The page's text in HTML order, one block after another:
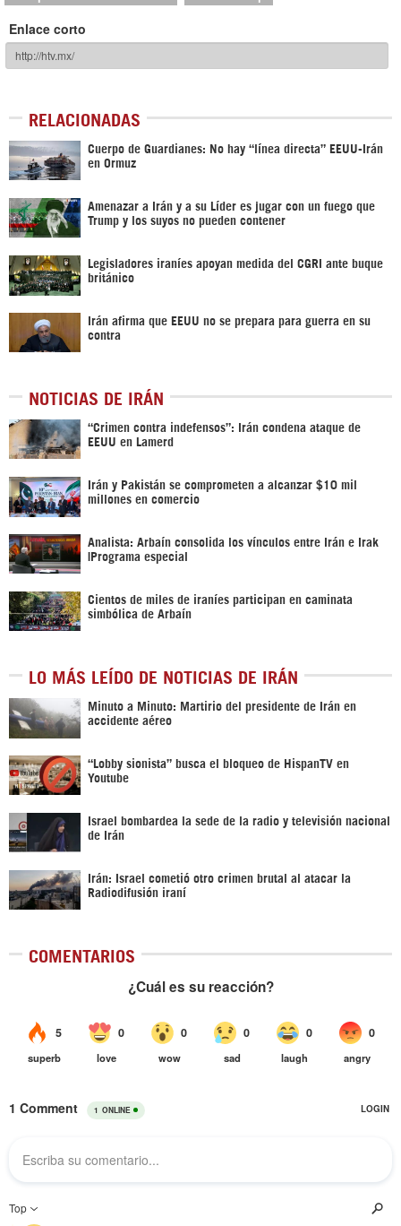
Enlace corto
RELACIONADAS
Cuerpo de Guardianes: No hay “línea directa” EEUU-Irán
en Ormuz
Amenazar a Irán y a su Líder es jugar con un fuego que
Trump y los suyos no pueden contener
Legisladores iraníes apoyan medida del CGRI ante buque
británico
Irán afirma que EEUU no se prepara para guerra en su
contra
NOTICIAS DE IRÁN
“Crimen contra indefensos”: Irán condena ataque de
EEUU en Lamerd
Irán y Pakistán se comprometen a alcanzar $10 mil
millones en comercio
Analista: Arbaín consolida los vínculos entre Irán e Irak
|Programa especial
Cientos de miles de iraníes participan en caminata
simbólica de Arbaín
LO MÁS LEÍDO DE NOTICIAS DE IRÁN
Minuto a Minuto: Martirio del presidente de Irán en
accidente aéreo
“Lobby sionista” busca el bloqueo de HispanTV en
Youtube
Israel bombardea la sede de la radio y televisión nacional
de Irán
Irán: Israel cometió otro crimen brutal al atacar la
Radiodifusión iraní
COMENTARIOS